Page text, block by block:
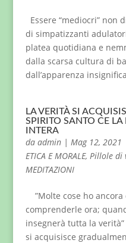
Essere “mediocri” non
di simpatizzanti
platea quotidiana e
dalla scarsa cultura di
dall’apparenza
LA VERITÀ SI
SPIRITO SANTO CE LA
INTERA
da admin| Mag 12, 2021
ETICA E MORALE, Pillole di
MEDITAZIONI
”Molte cose ho
comprenderle ora;
insegnerà tutta la
si acquisisce